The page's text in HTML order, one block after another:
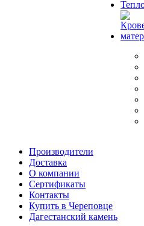
Производители
Доставка
О компании
Сертификаты
Контакты
Купить в Череповце
Дагестанский камень